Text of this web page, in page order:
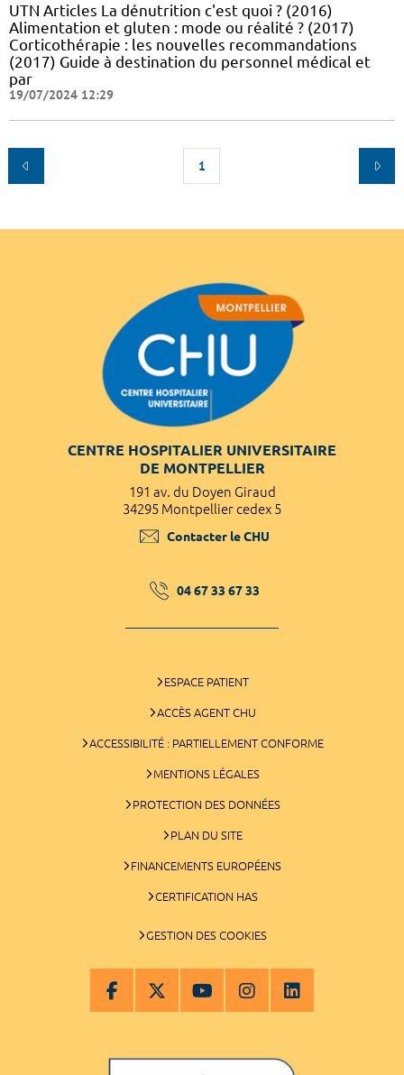
UTN Articles La dénutrition c'est quoi ? (2016)
Alimentation et gluten : mode ou réalité ? (2017)
Corticothérapie : les nouvelles recommandations
(2017) Guide à destination du personnel médical et
par
19/07/2024 12:29
1
CENTRE HOSPITALIER UNIVERSITAIRE
DE MONTPELLIER
191 av. du Doyen Giraud
34295 Montpellier cedex 5
Contacter le CHU
04 67 33 67 33
ESPACE PATIENT
ACCÈS AGENT CHU
ACCESSIBILITÉ : PARTIELLEMENT CONFORME
MENTIONS LÉGALES
PROTECTION DES DONNÉES
PLAN DU SITE
FINANCEMENTS EUROPÉENS
CERTIFICATION HAS
GESTION DES COOKIES